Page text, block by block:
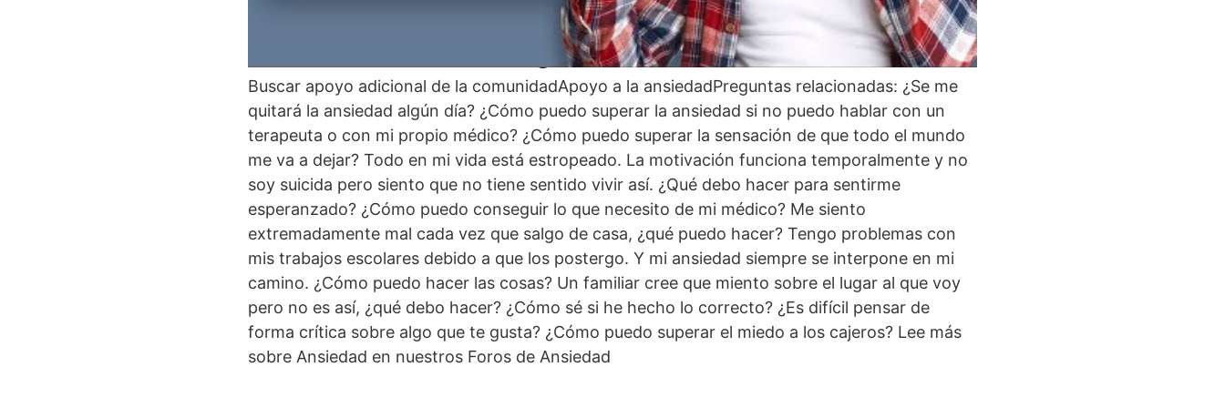
Trastorno de ansiedad generalizada
Buscar apoyo adicional de la comunidadApoyo a la ansiedadPreguntas relacionadas: ¿Se me
quitará la ansiedad algún día? ¿Cómo puedo superar la ansiedad si no puedo hablar con un
terapeuta o con mi propio médico? ¿Cómo puedo superar la sensación de que todo el mundo
me va a dejar? Todo en mi vida está estropeado. La motivación funciona temporalmente y no
soy suicida pero siento que no tiene sentido vivir así. ¿Qué debo hacer para sentirme
esperanzado? ¿Cómo puedo conseguir lo que necesito de mi médico? Me siento
extremadamente mal cada vez que salgo de casa, ¿qué puedo hacer? Tengo problemas con
mis trabajos escolares debido a que los postergo. Y mi ansiedad siempre se interpone en mi
camino. ¿Cómo puedo hacer las cosas? Un familiar cree que miento sobre el lugar al que voy
pero no es así, ¿qué debo hacer? ¿Cómo sé si he hecho lo correcto? ¿Es difícil pensar de
forma crítica sobre algo que te gusta? ¿Cómo puedo superar el miedo a los cajeros? Lee más
sobre Ansiedad en nuestros Foros de Ansiedad